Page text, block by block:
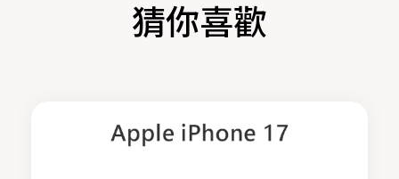
猜你喜歡